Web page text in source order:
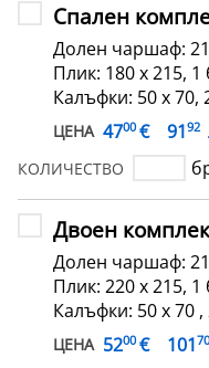
Спален
Долен чаршаф:
Плик: 180 х 215, 1
Калъфки: 50 х 70,
ЦЕНА 4700 € 9192
КОЛИЧЕСТВО
Двоен
Долен чаршаф:
Плик: 220 х 215, 1
Калъфки: 50 х 70 ,
ЦЕНА 5200 € 10170